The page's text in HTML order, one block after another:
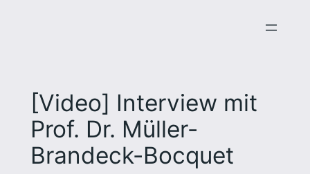
[Video] Interview mit
Prof. Dr. Müller-
Brandeck-Bocquet